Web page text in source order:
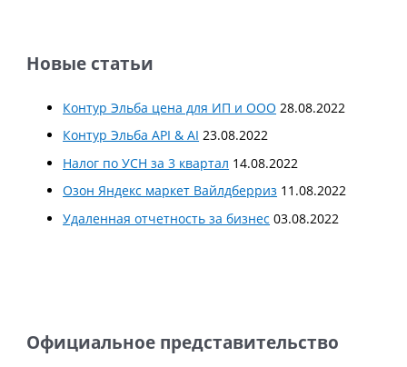
Новые статьи
Контур Эльба цена для ИП и ООО 28.08.2022
Контур Эльба API & AI 23.08.2022
Налог по УСН за 3 квартал 14.08.2022
Озон Яндекс маркет Вайлдберриз 11.08.2022
Удаленная отчетность за бизнес 03.08.2022
Официальное представительство